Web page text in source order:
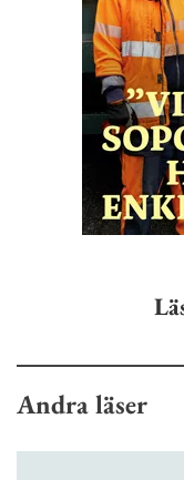
Andra läser